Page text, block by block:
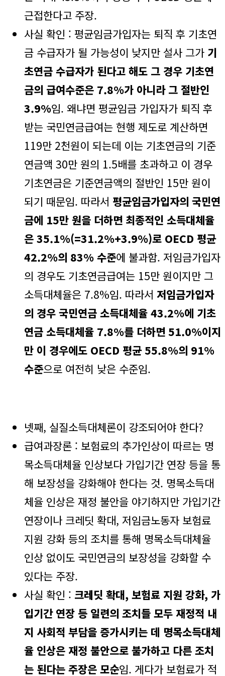
근접한다고 주장.
사실 확인 : 평균임금가입자는 퇴직 후 기초연
금 수급자가 될 가능성이 낮지만 설사 그가 기
초연금 수급자가 된다고 해도 그 경우 기초연
금의 급여수준은 7.8%가 아니라 그 절반인
3.9%임. 왜냐면 평균임금 가입자가 퇴직 후
받는 국민연금급여는 현행 제도로 계산하면
119만 2천원이 되는데 이는 기초연금의 기준
연금액 30만 원의 1.5배를 초과하고 이 경우
기초연금은 기준연금액의 절반인 15만 원이
되기 때문임. 따라서 평균임금가입자의 국민연
금에 15만 원을 더하면 최종적인 소득대체율
은 35.1%(=31.2%+3.9%)로 OECD 평균
42.2%의 83% 수준에 불과함. 저임금가입자
의 경우도 기초연금급여는 15만 원이지만 그
소득대체율은 7.8%임. 따라서 저임금가입자
의 경우 국민연금 소득대체율 43.2%에 기초
연금 소득대체율 7.8%를 더하면 51.0%이지
만 이 경우에도 OECD 평균 55.8%의 91%
수준으로 여전히 낮은 수준임.
넷째, 실질소득대체론이 강조되어야 한다?
급여과장론 : 보험료의 추가인상이 따르는 명
목소득대체율 인상보다 가입기간 연장 등을 통
해 보장성을 강화해야 한다는 것. 명목소득대
체율 인상은 재정 불안을 야기하지만 가입기간
연장이나 크레딧 확대, 저임금노동자 보험료
지원 강화 등의 조치를 통해 명목소득대체율
인상 없이도 국민연금의 보장성을 강화할 수
있다는 주장.
사실 확인 : 크레딧 확대, 보험료 지원 강화, 가
입기간 연장 등 일련의 조치들 모두 재정적 내
지 사회적 부담을 증가시키는 데 명목소득대체
율 인상은 재정 불안으로 불가하고 다른 조치
는 된다는 주장은 모순임. 게다가 보험료가 적